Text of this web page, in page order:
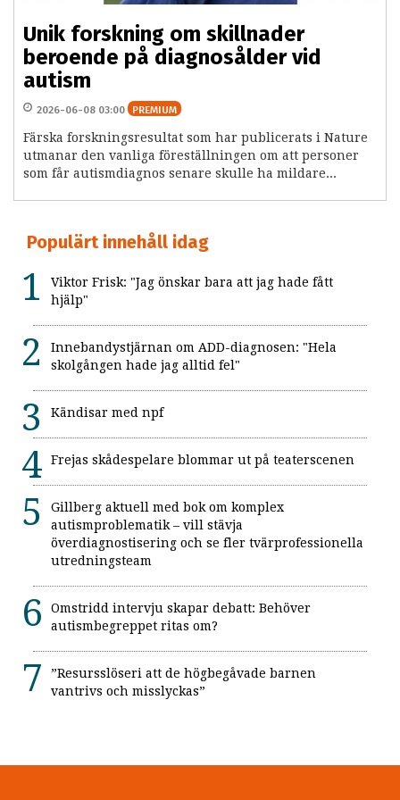
Unik forskning om skillnader
beroende på diagnosålder vid
autism
2026-06-08 03:00 PREMIUM
Färska forskningsresultat som har publicerats i Nature
utmanar den vanliga föreställningen om att personer
som får autismdiagnos senare skulle ha mildare...
Populärt innehåll idag
Viktor Frisk: "Jag önskar bara att jag hade fått
hjälp"
Innebandystjärnan om ADD-diagnosen: "Hela
skolgången hade jag alltid fel"
Kändisar med npf
Frejas skådespelare blommar ut på teaterscenen
Gillberg aktuell med bok om komplex
autismproblematik – vill stävja
överdiagnostisering och se fler tvärprofessionella
utredningsteam
Omstridd intervju skapar debatt: Behöver
autismbegreppet ritas om?
”Resursslöseri att de högbegåvade barnen
vantrivs och misslyckas”